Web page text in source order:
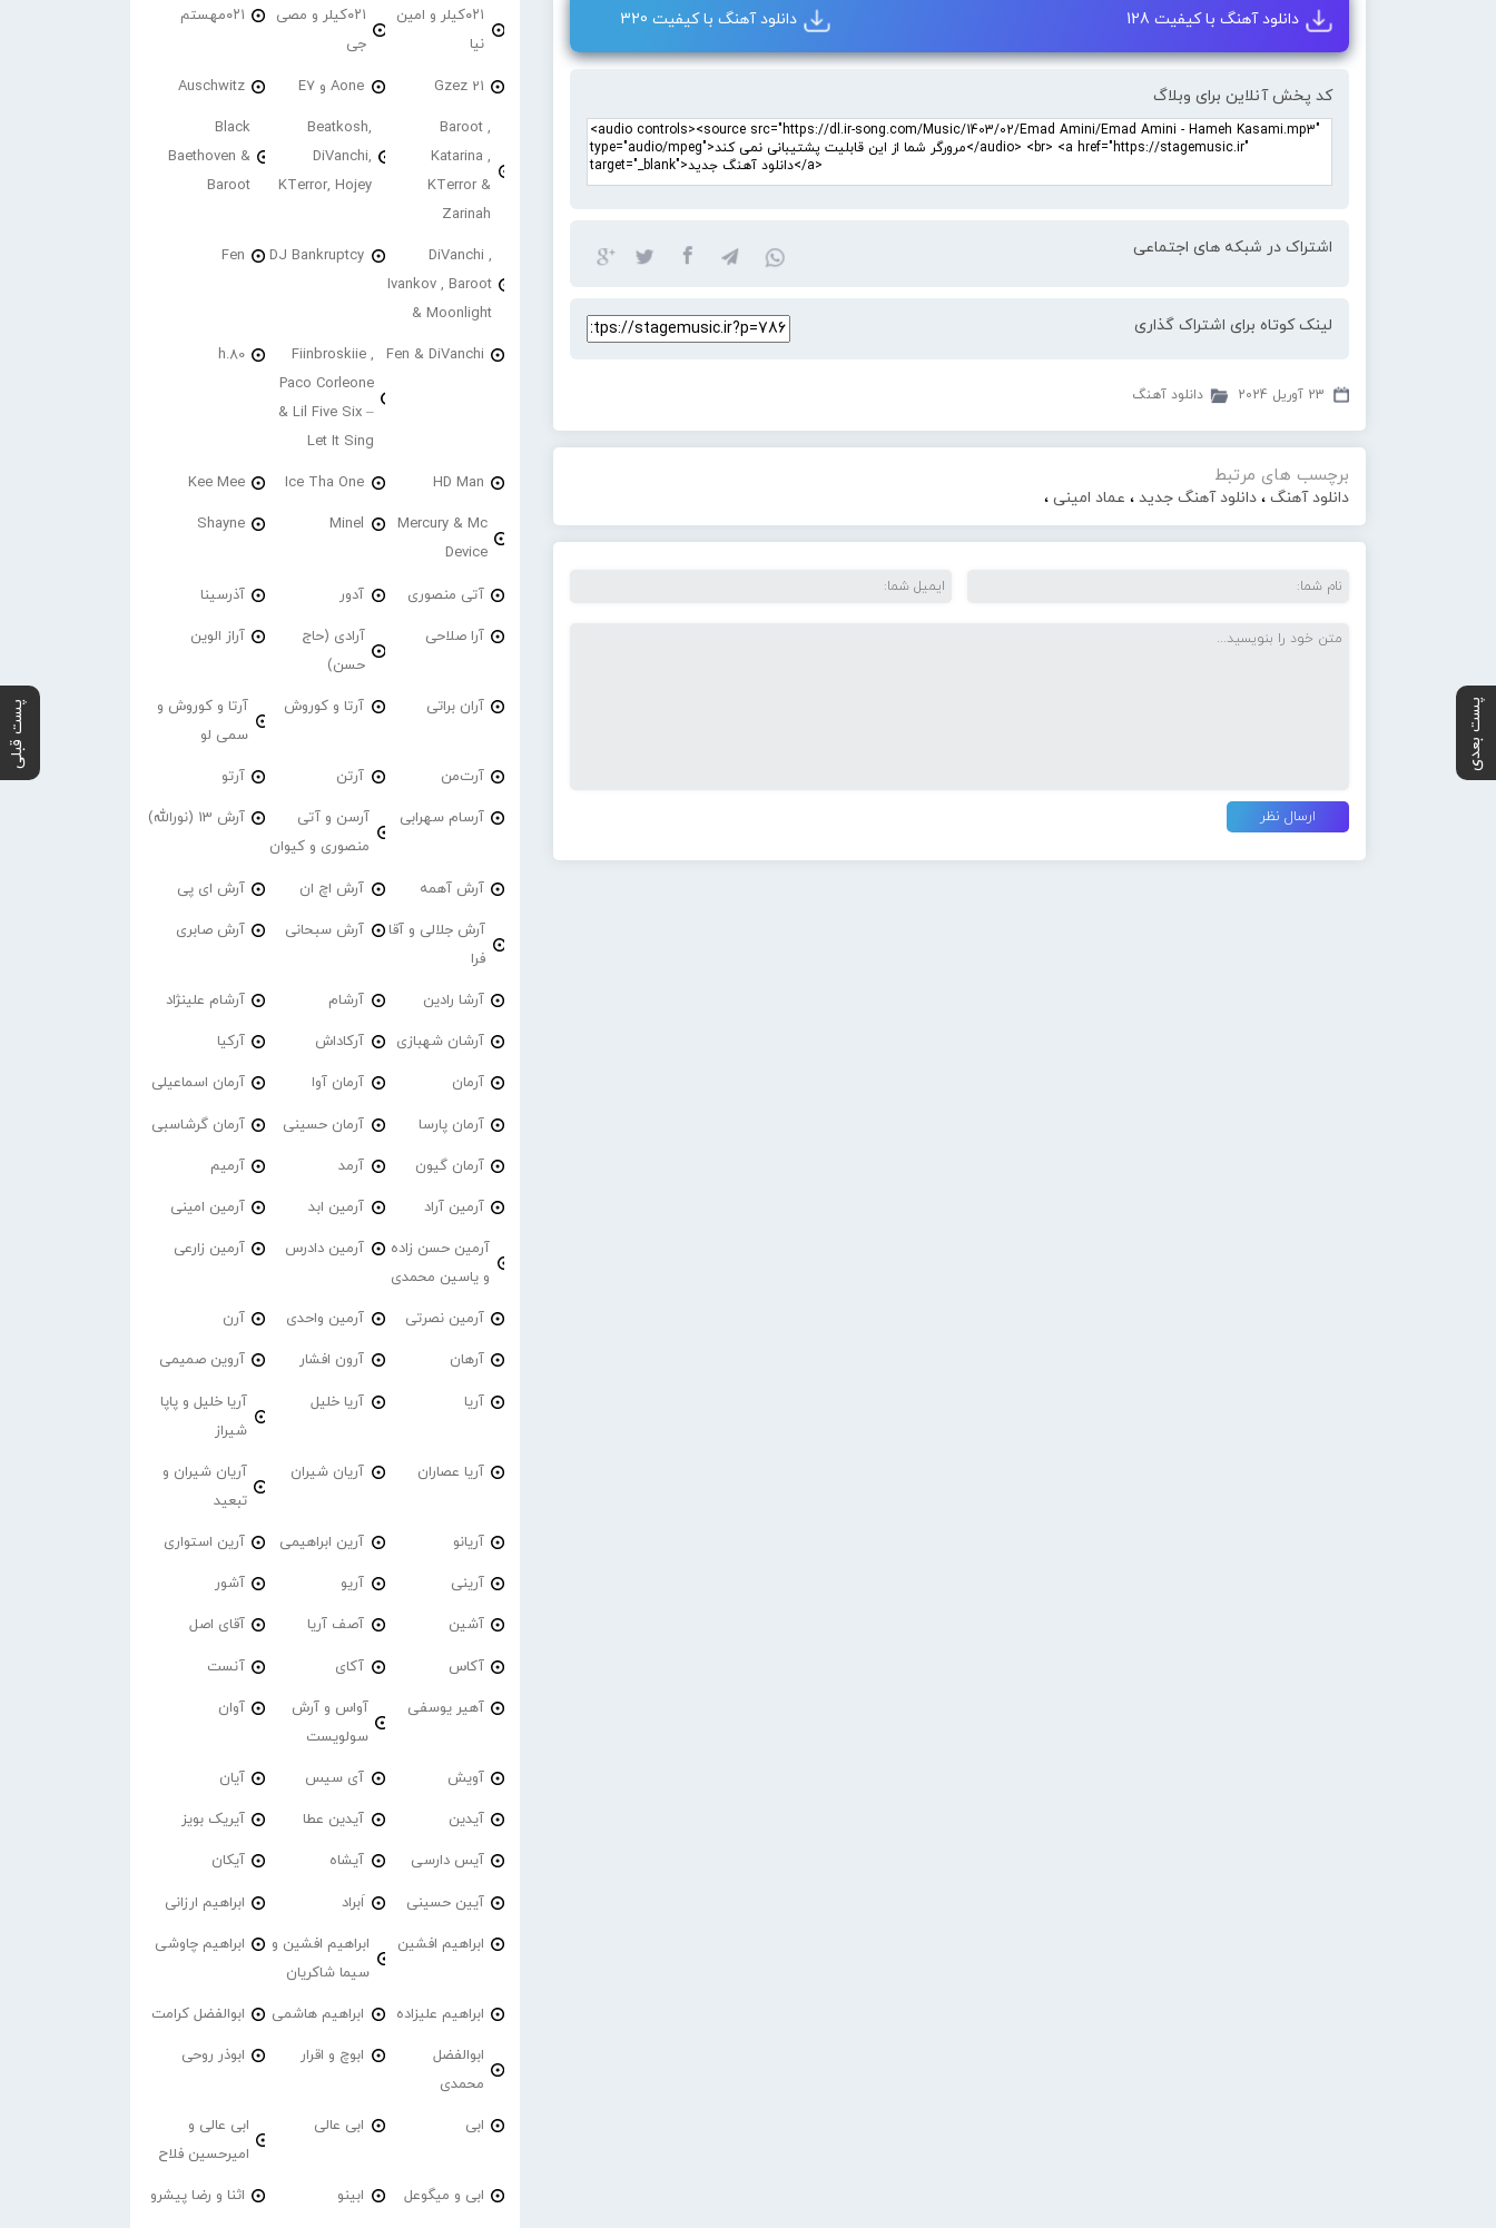
دانلود آهنگ با کیفیت 128 دانلود آهنگ با کیفیت 320
کد پخش آنلاین برای وبلاگ
اشتراک در شبکه های اجتماعی
لینک کوتاه برای اشتراک گذاری
23 آوریل 2024 دانلود آهنگ
پست بعدی پست قبلی
برچسب های مرتبط
دانلود آهنگ ، دانلود آهنگ جدید ، عماد امینی ،
۰۲۱کیلر و امین
نیا
۰۲۱کیلر و مصی
جی
۰۲۱مهستم
21 Gzez Aone و E7 Auschwitz
Baroot ,
Katarina ,
KTerror &
Zarinah
Beatkosh,
DiVanchi,
KTerror, Hojey
Black
Baethoven &
Baroot
DiVanchi ,
Ivankov , Baroot
& Moonlight
DJ Bankruptcy
Fen
Fen & DiVanchi
Fiinbroskiie ,
Paco Corleone
& Lil Five Six –
Let It Sing
h.80
HD Man
Ice Tha One
Kee Mee
Mercury & Mc
Device
Minel
Shayne
آتی منصوری آدور آذرسینا
آرا صلاحی
آرادی (حاج
حسن)
آراز الوین
آران براتی آرتا و کوروش
آرتا و کوروش و
سمی لو
آرت‌من آرتن آرتو
آرسام سهرابی
آرسن و آتی
منصوری و کیوان
آرش 13 (نورالله)
آرش آهمه آرش اچ ان آرش ای پی
آرش جلالی و آقا
فرا
آرش سبحانی آرش صابری
آرشا رادین آرشام آرشام علینژاد
آرشان شهبازی آرکاداش آرکیا
آرمان آرمان آوا آرمان اسماعیلی
آرمان پارسا آرمان حسینی آرمان گرشاسبی
آرمان گیون آرمد آرمیم
آرمین آراد آرمین ابد آرمین امینی
آرمین حسن زاده
و یاسین محمدی
آرمین دادرس آرمین زارعی
آرمین نصرتی آرمین واحدی آرن
آرهان آرون افشار آروین صمیمی
آریا آریا خلیل
آریا خلیل و پاپا
شیراز
آریا عصاران آریان شیران
آریان شیران و
تبعید
آریانو آرین ابراهیمی آرین استواری
آرینی آریو آشور
آشین آصف آریا آقای اصل
آکاس آکای آنست
آهیر یوسفی
آواس و آرش
سولویست
آوان
آویش آی سیس آیان
آیدین آیدین عطا آیریک بویز
آیس دارسی آیشاه آیکان
آیین حسینی اَبراد ابراهیم ارزانی
ابراهیم افشین
ابراهیم افشین و
سیما شاکریان
ابراهیم چاوشی
ابراهیم علیزاده ابراهیم هاشمی ابوالفضل کرامت
ابوالفضل
محمدی
ابوچ و اقرار ابوذر روحی
ابی ابی عالی
ابی عالی و
امیرحسین فلاح
ابی و میگوعل ابینو اثنا و رضا پیشرو